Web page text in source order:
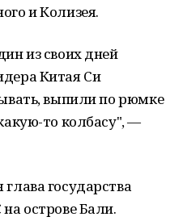
и Колизея.
из своих дней
Китая Си
выпили по рюмке
то колбасу", —
государства
острове Бали.